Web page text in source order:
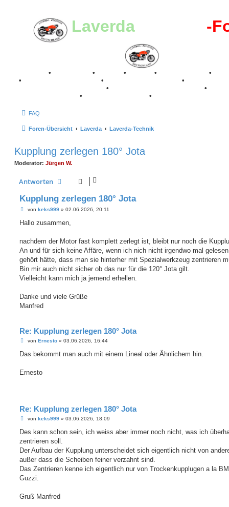
Laverda-Register -
• • • • •
•
•
•
•
•
• •
FAQ
Foren-Übersicht Laverda Laverda-Technik
Kupplung zerlegen 180° Jota
Moderator: Jürgen W.
Antworten
Kupplung zerlegen 180° Jota
B
i
a
von keks999» 02.06.2026, 20:11
Hallo zusammen,
nachdem der Motor fast komplett zerlegt ist, bleibt nur noch die
An und für sich keine Affäre, wenn ich nich nicht irgendwo mal
gehört hätte, dass man sie hinterher mit Spezialwerkzeug zentrieren
Bin mir auch nicht sicher ob das nur für die 120° Jota gilt.
Vielleicht kann mich ja jemend erhellen.
Danke und viele Grüße
Manfred
Re: Kupplung zerlegen 180° Jota
B
i
a
von Ernesto» 03.06.2026, 16:44
Das bekommt man auch mit einem Lineal oder Ähnlichem hin.
Ernesto
Re: Kupplung zerlegen 180° Jota
B
i
r
a
von keks999» 03.06.2026, 18:09
Des kann schon sein, ich weiss aber immer noch nicht, was ich
zentrieren soll.
Der Aufbau der Kupplung unterscheidet sich eigentlich nicht von
außer dass die Scheiben feiner verzahnt sind.
Das Zentrieren kenne ich eigentlich nur von Trockenkupplugen a la
Guzzi.
Gruß Manfred